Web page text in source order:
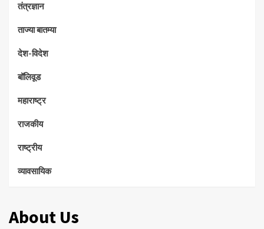
तंत्रज्ञान
ताज्या बातम्या
देश-विदेश
बॉलिवूड
महाराष्ट्र
राजकीय
राष्ट्रीय
व्यावसायिक
About Us